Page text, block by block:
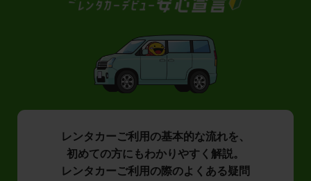
レンタカーご利用の基本的な流れを、
初めての方にもわかりやすく解説。
レンタカーご利用の際のよくある疑問